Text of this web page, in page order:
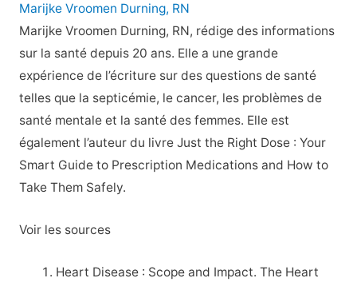
Marijke Vroomen Durning, RN
Marijke Vroomen Durning, RN, rédige des informations
sur la santé depuis 20 ans. Elle a une grande
expérience de l’écriture sur des questions de santé
telles que la septicémie, le cancer, les problèmes de
santé mentale et la santé des femmes. Elle est
également l’auteur du livre Just the Right Dose : Your
Smart Guide to Prescription Medications and How to
Take Them Safely.
Voir les sources
Heart Disease : Scope and Impact. The Heart